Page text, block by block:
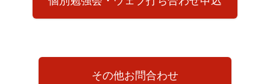
その他お問合わせ